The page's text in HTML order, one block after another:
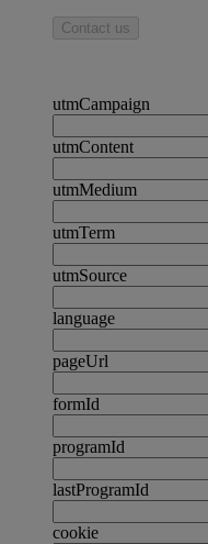
Contact us
utmCampaign
utmContent
utmMedium
utmTerm
utmSource
language
pageUrl
formId
programId
lastProgramId
cookie